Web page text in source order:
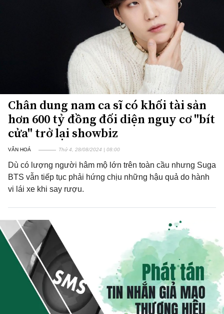
Chân dung nam ca sĩ có khối tài sản
hơn 600 tỷ đồng đối diện nguy cơ "bít
cửa" trở lại showbiz
VĂN HOÁ Thứ 4, 28/08/2024 | 08:00
Dù có lượng người hâm mộ lớn trên toàn cầu nhưng Suga
BTS vẫn tiếp tục phải hứng chịu những hậu quả do hành
vi lái xe khi say rượu.